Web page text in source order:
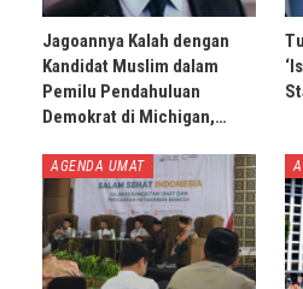
Jagoannya Kalah dengan
Kandidat Muslim dalam
Pemilu Pendahuluan
Demokrat di Michigan,…
AGENDA UMAT